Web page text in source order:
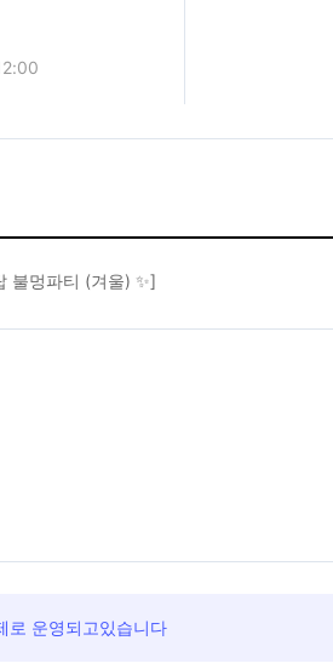
불멍파티 (겨울) ✨]
로 운영되고있습니다